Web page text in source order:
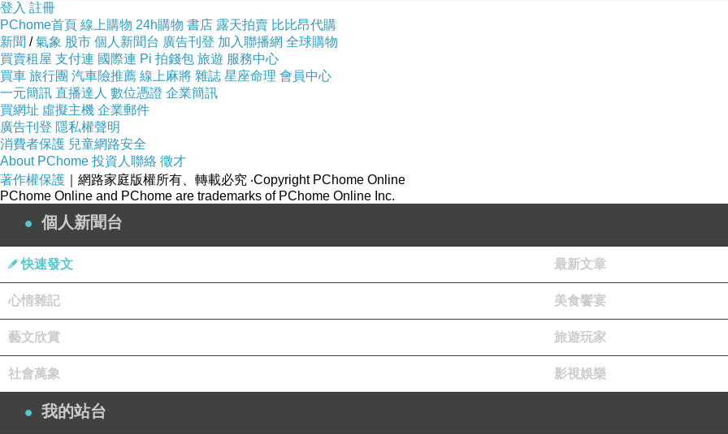
修行都會停滯不前，最終流於失敗，這也正是許多人修行退轉的原因。
能夠持續唸經需要足夠的福報和意志力及對佛法的信願行。可惜人常常被自己的惰性打敗，轉
時間就過去了，到了深夜才來懊悔自己怎麼又這樣過了一天，日復一日犯上同樣的錯誤。所以
手機放得遠遠的，或請家人保管，等達標了再去拿手機，就能避免一再被手機吸引，而浪費了
請家人提醒您該唸經了，提高自己的唸經意識。
業精於勤，我們要向有緣人學習。他努力唸經，在對母親盡孝的同時，也提升自己的唸經成
身體健康，整個人精力充沛，還突破了原來的唸經極限，衝到一天可以唸12部《地藏經》，
母親。
當一個人努力精進唸經，嚐到唸經的高峰經驗，會相信和肯定自己做事的能力和毅力，以及抵
有足夠的信心相信自己能夠靠自我努力，達成佛菩薩開示的經文數。只有看清苦短人生最重
登入 註冊
PChome首頁 線上購物 24h購物 書店 露天拍賣 比比昂代購
新聞 /氣象 股市 個人新聞台 廣告刊登 加入聯播網 全球購物
買賣租屋 支付連 國際連 Pi 拍錢包 旅遊 服務中心
買車 旅行團 汽車險推薦 線上麻將 雜誌 星座命理 會員中心
一元簡訊 直播達人 數位憑證 企業簡訊
買網址 虛擬主機 企業郵件
廣告刊登 隱私權聲明
消費者保護 兒童網路安全
About PChome 投資人聯絡 徵才
著作權保護 ｜網路家庭版權所有、轉載必究 ‧Copyright PChome Online
PChome Online and PChome are trademarks of PChome Online Inc.
個人新聞台
快速發文 最新文章
心情雜記 美食饗宴
藝文欣賞 旅遊玩家
社會萬象 影視娛樂
我的站台